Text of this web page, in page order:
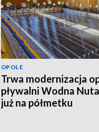
OPOLE
Trwa modernizacja
pływalni Wodna
już na półmetku